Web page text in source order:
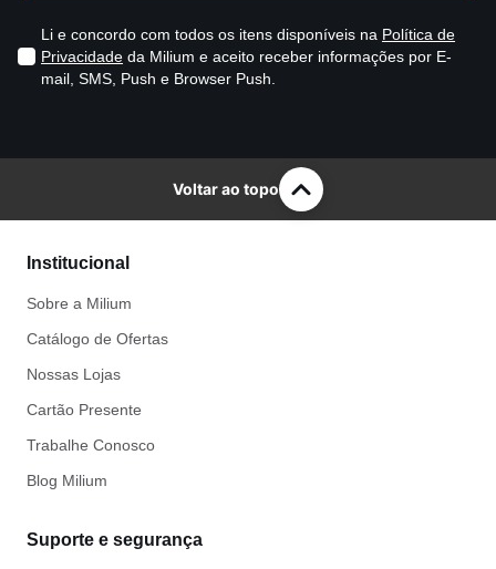
Li e concordo com todos os itens disponíveis na Política de
Privacidade da Milium e aceito receber informações por E-
mail, SMS, Push e Browser Push.
Voltar ao topo
Institucional
Sobre a Milium
Catálogo de Ofertas
Nossas Lojas
Cartão Presente
Trabalhe Conosco
Blog Milium
Suporte e segurança